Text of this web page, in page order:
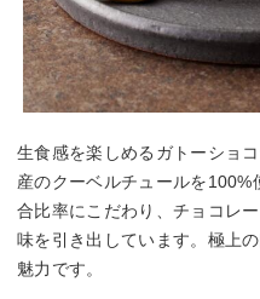
生食感を楽しめるガトーショ
産のクーベルチュールを
合比率にこだわり、チョコレ
味を引き出しています。極上
魅力です。